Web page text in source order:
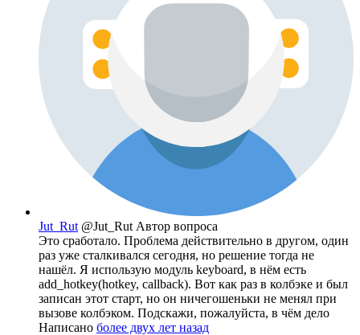
Jut_Rut @Jut_Rut Автор вопроса
Это сработало. Проблема действительно в другом, один
раз уже сталкивался сегодня, но решение тогда не
нашёл. Я использую модуль keyboard, в нём есть
add_hotkey(hotkey, callback). Вот как раз в колбэке и был
записан этот старт, но он ничегошеньки не менял при
вызове колбэком. Подскажи, пожалуйста, в чём дело
Написано более двух лет назад